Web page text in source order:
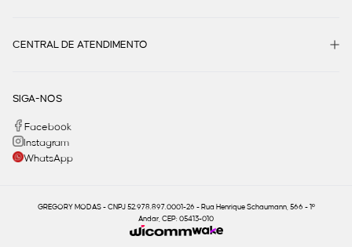
CENTRAL DE ATENDIMENTO
SIGA-NOS
Facebook
Instagram
WhatsApp
GREGORY MODAS - CNPJ 52.978.897.0001-26 - Rua Henrique Schaumann, 566 - 1º
Andar, CEP: 05413-010